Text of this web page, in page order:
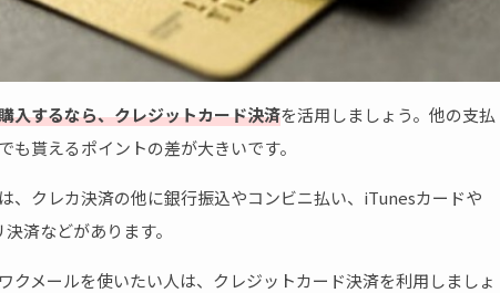
入するなら、クレジットカード決済を活用しましょう。他の支払
も貰えるポイントの差が大きいです。
、クレカ決済の他に銀行振込やコンビニ払い、iTunesカードや
済などがあります。
クメールを使いたい人は、クレジットカード決済を利用しましょ